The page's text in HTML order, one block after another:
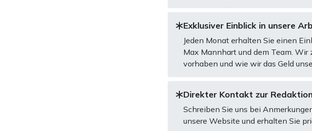
Exklusiver Einblick in unsere
Jeden Monat erhalten Sie einen
Max Mannhart und dem Team.
vorhaben und wie wir das Geld
Direkter Kontakt zur
Schreiben Sie uns bei
unsere Website und erhalten Sie